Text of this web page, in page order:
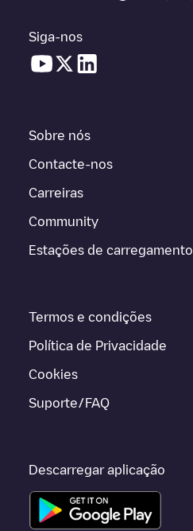
Siga-nos
Sobre nós
Contacte-nos
Carreiras
Community
Estações de carregamento
Termos e condições
Política de Privacidade
Cookies
Suporte/FAQ
Descarregar aplicação